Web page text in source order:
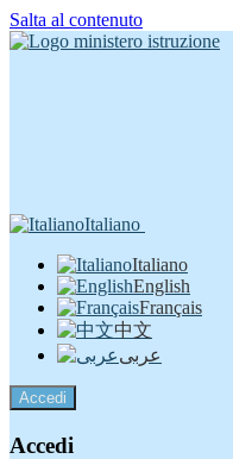
Salta al contenuto
Italiano
Italiano
English
Français
中文
عربى
Accedi
Accedi